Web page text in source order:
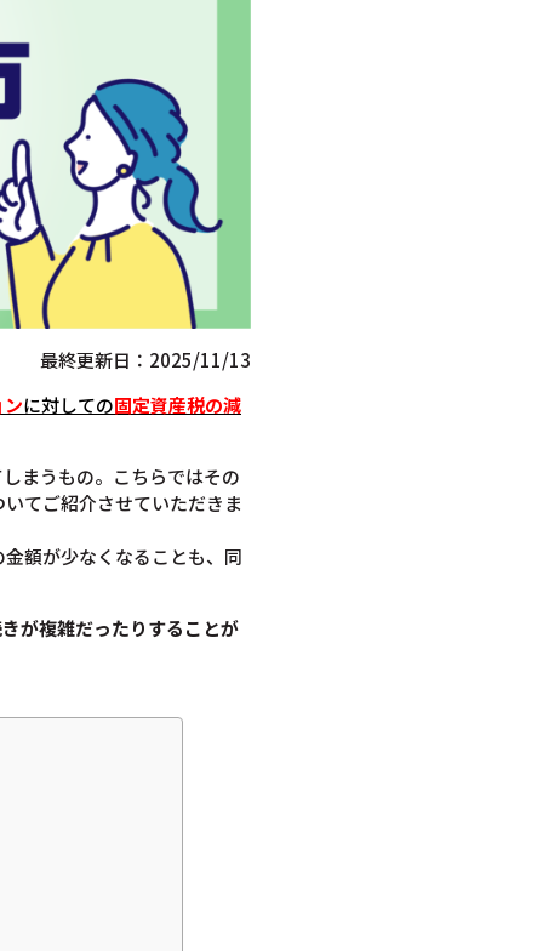
最終更新日：2025/11/13
に対しての固定資産税の減
まうもの。こちらではその
てご紹介させていただきま
額が少なくなることも、同
が複雑だったりすることが